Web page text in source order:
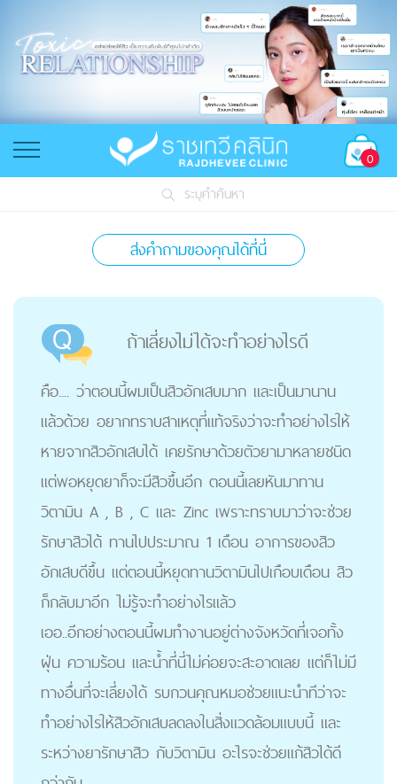
0
ระบุคำค้นหา
ส่งคำถามของคุณได้ที่นี่
ถ้าเลี่ยงไม่ได้จะทำอย่างไรดี
คือ.... ว่าตอนนี้ผมเป็นสิวอักเสบมาก และเป็นมานาน
แล้วด้วย อยากทราบสาเหตุที่แท้จริงว่าจะทำอย่างไรให้
หายจากสิวอักเสบได้ เคยรักษาด้วยตัวยามาหลายชนิด
แต่พอหยุดยาก็จะมีสิวขึ้นอีก ตอนนี้เลยหันมาทาน
วิตามิน A , B , C และ Zinc เพราะทราบมาว่าจะช่วย
รักษาสิวได้ ทานไปประมาณ 1 เดือน อาการของสิว
อักเสบดีขึ้น แต่ตอนนี้หยุดทานวิตามินไปเกือบเดือน สิว
ก็กลับมาอีก ไม่รู้จะทำอย่างไรแล้ว
เออ..อีกอย่างตอนนี้ผมทำงานอยู่ต่างจังหวัดที่เจอทั้ง
ฝุ่น ความร้อน และน้ำที่นี่ไม่ค่อยจะสะอาดเลย แต่ก็ไม่มี
ทางอื่นที่จะเลี่ยงได้ รบกวนคุณหมอช่วยแนะนำทีว่าจะ
ทำอย่างไรให้สิวอักเสบลดลงในสิ่งแวดล้อมแบบนี้ และ
ระหว่างยารักษาสิว กับวิตามิน อะไรจะช่วยแก้สิวได้ดี